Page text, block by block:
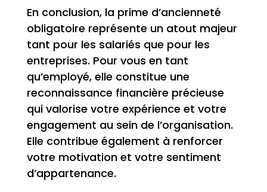
En conclusion, la prime d’ancienneté
obligatoire représente un atout majeur
tant pour les salariés que pour les
entreprises. Pour vous en tant
qu’employé, elle constitue une
reconnaissance financière précieuse
qui valorise votre expérience et votre
engagement au sein de l’organisation.
Elle contribue également à renforcer
votre motivation et votre sentiment
d’appartenance.